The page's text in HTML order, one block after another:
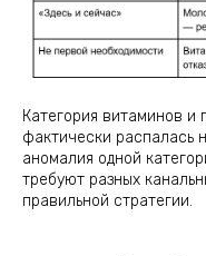
Категория витаминов и
фактически распалась
аномалия одной
требуют разных
правильной стратегии.